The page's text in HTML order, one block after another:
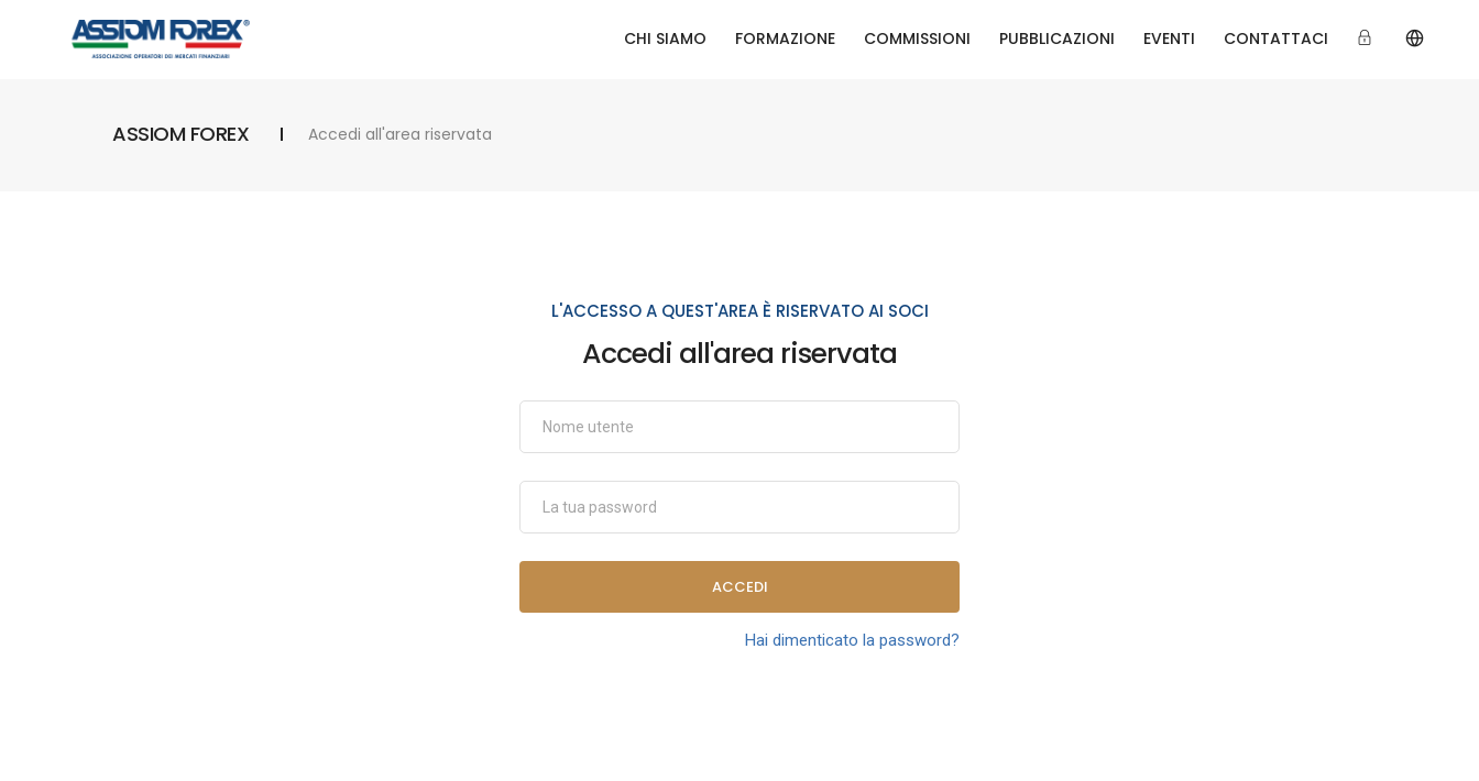
CHI SIAMO FORMAZIONE COMMISSIONI PUBBLICAZIONI EVENTI CONTATTACI
ASSIOM FOREX Accedi all'area riservata
L'ACCESSO A QUEST'AREA È RISERVATO AI SOCI
Accedi all'area riservata
ACCEDI
Hai dimenticato la password?